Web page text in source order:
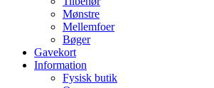
Mønstre
Mellemfoer
Bøger
Gavekort
Information
Fysisk butik